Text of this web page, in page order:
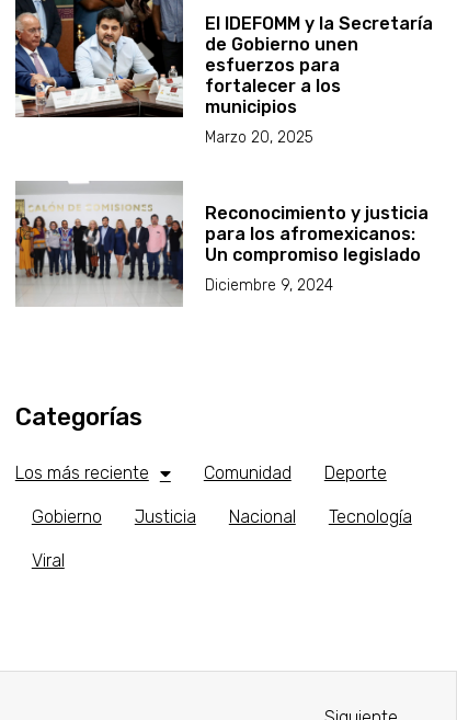
El IDEFOMM y la Secretaría
de Gobierno unen
esfuerzos para
fortalecer a los
municipios
Marzo 20, 2025
Reconocimiento y justicia
para los afromexicanos:
Un compromiso legislado
Diciembre 9, 2024
Categorías
Los más reciente Comunidad Deporte
Gobierno Justicia Nacional Tecnología
Viral